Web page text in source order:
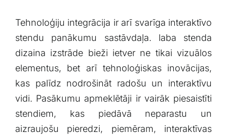
Tehnoloģiju integrācija ir arī svarīga interaktīvo
stendu panākumu sastāvdaļa. laba stenda
dizaina izstrāde bieži ietver⁤ ne tikai vizuālos
elementus, bet arī tehnoloģiskas inovācijas,
kas palīdz nodrošināt radošu un interaktīvu
vidi. Pasākumu apmeklētāji ir vairāk piesaistīti
stendiem, kas piedāvā neparastu un
aizraujošu ​pieredzi, piemēram, interaktīvas